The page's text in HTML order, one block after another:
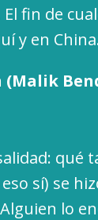
fin de
y en
qué
sí) se
lo